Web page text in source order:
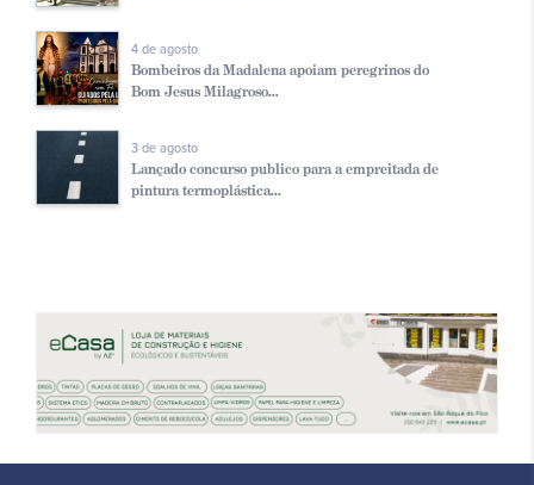
4 de agosto
Bombeiros da Madalena apoiam peregrinos do
Bom Jesus Milagroso...
3 de agosto
Lançado concurso publico para a empreitada de
pintura termoplástica...